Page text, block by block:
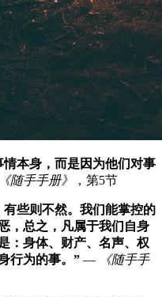
本身，而是因为他们对事
《随手手册》 ，第5节
些则不然。我们能掌控的
，总之，凡属于我们自身
：身体、财产、名声、权
行为的事。” —
《随手手